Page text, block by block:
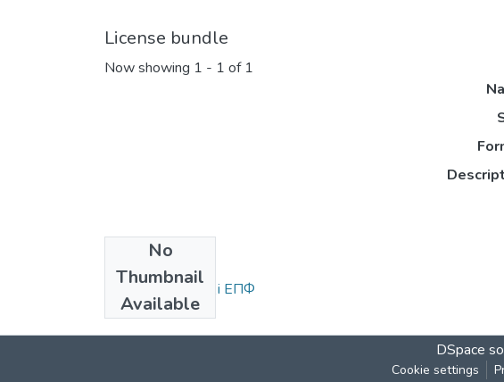
License bundle
Now showing 1 - 1 of 1
No
Thumbnail
Available
Collections
Статті та доповіді ЕПФ
DSpace
Cookie settings